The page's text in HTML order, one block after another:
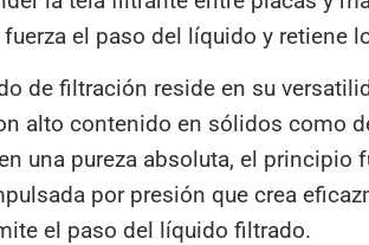
el paso del líquido y retiene
de filtración reside en su
alto contenido en sólidos como
una pureza absoluta, el principio
por presión que crea
el paso del líquido filtrado.